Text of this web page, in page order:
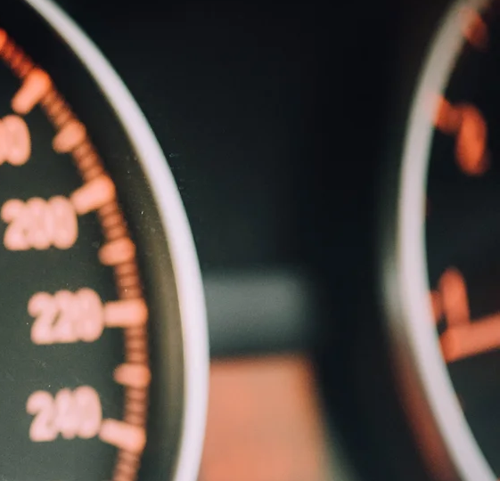
Post Permis
125cm³ ( Post permis B )
B78
( Post Permis - Boite
Auto à Boite Manuelle )
B96